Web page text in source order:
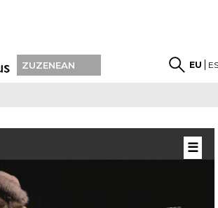
ZUZENEAN EU
☰